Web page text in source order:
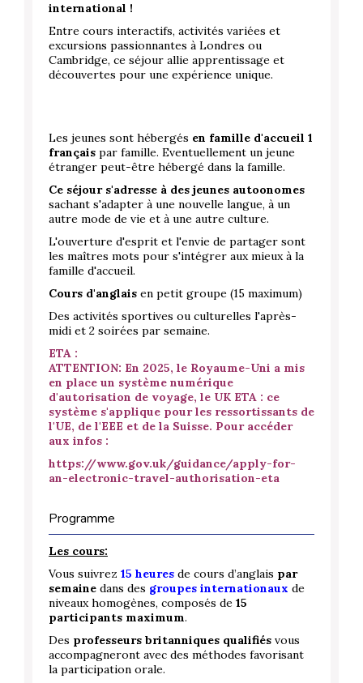
international !
Entre cours interactifs, activités variées et
excursions passionnantes à Londres ou
Cambridge, ce séjour allie apprentissage et
découvertes pour une expérience unique.
Les jeunes sont hébergés en famille d'accueil 1
français par famille. Eventuellement un jeune
étranger peut-être hébergé dans la famille.
Ce séjour s'adresse à des jeunes autoonomes
sachant s'adapter à une nouvelle langue, à un
autre mode de vie et à une autre culture.
L'ouverture d'esprit et l'envie de partager sont
les maîtres mots pour s'intégrer aux mieux à la
famille d'accueil.
Cours d'anglais en petit groupe (15 maximum)
Des activités sportives ou culturelles l'après-
midi et 2 soirées par semaine.
ETA :
ATTENTION: En 2025, le Royaume-Uni a mis
en place un système numérique
d'autorisation de voyage, le UK ETA : ce
système s'applique pour les ressortissants de
l'UE, de l'EEE et de la Suisse. Pour accéder
aux infos :
https://www.gov.uk/guidance/apply-for-
an-electronic-travel-authorisation-eta
Programme
Les cours:
Vous suivrez 15 heures de cours d’anglais par
semaine dans des groupes internationaux de
niveaux homogènes, composés de 15
participants maximum.
Des professeurs britanniques qualifiés vous
accompagneront avec des méthodes favorisant
la participation orale.